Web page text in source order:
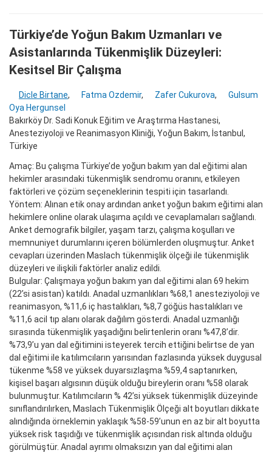
Türkiye’de Yoğun Bakım Uzmanları ve
Asistanlarında Tükenmişlik Düzeyleri:
Kesitsel Bir Çalışma
Dicle Birtane, Fatma Ozdemir, Zafer Cukurova,
Gulsum
Oya Hergunsel
Bakırköy Dr. Sadi Konuk Eğitim ve Araştırma Hastanesi,
Anesteziyoloji ve Reanimasyon Kliniği, Yoğun Bakım, İstanbul,
Türkiye
Amaç: Bu çalışma Türkiye’de yoğun bakım yan dal eğitimi alan
hekimler arasındaki tükenmişlik sendromu oranını, etkileyen
faktörleri ve çözüm seçeneklerinin tespiti için tasarlandı.
Yöntem: Alınan etik onay ardından anket yoğun bakım eğitimi alan
hekimlere online olarak ulaşıma açıldı ve cevaplamaları sağlandı.
Anket demografik bilgiler, yaşam tarzı, çalışma koşulları ve
memnuniyet durumlarını içeren bölümlerden oluşmuştur. Anket
cevapları üzerinden Maslach tükenmişlik ölçeği ile tükenmişlik
düzeyleri ve ilişkili faktörler analiz edildi.
Bulgular: Çalışmaya yoğun bakım yan dal eğitimi alan 69 hekim
(22’si asistan) katıldı. Anadal uzmanlıkları %68,1 anesteziyoloji ve
reanimasyon, %11,6 iç hastalıkları, %8,7 göğüs hastalıkları ve
%11,6 acil tıp alanı olarak dağılım gösterdi. Anadal uzmanlığı
sırasında tükenmişlik yaşadığını belirtenlerin oranı %47,8’dir.
%73,9’u yan dal eğitimini isteyerek tercih ettiğini belirtse de yan
dal eğitimi ile katılımcıların yarısından fazlasında yüksek duygusal
tükenme %58 ve yüksek duyarsızlaşma %59,4 saptanırken,
kişisel başarı algısının düşük olduğu bireylerin oranı %58 olarak
bulunmuştur. Katılımcıların % 42’si yüksek tükenmişlik düzeyinde
sınıflandırılırken, Maslach Tükenmişlik Ölçeği alt boyutları dikkate
alındığında örneklemin yaklaşık %58-59’unun en az bir alt boyutta
yüksek risk taşıdığı ve tükenmişlik açısından risk altında olduğu
görülmüştür. Anadal ayrımı olmaksızın yan dal eğitimi alan